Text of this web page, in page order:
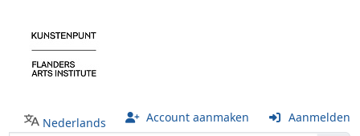
Nederlands Account aanmaken Aanmelden